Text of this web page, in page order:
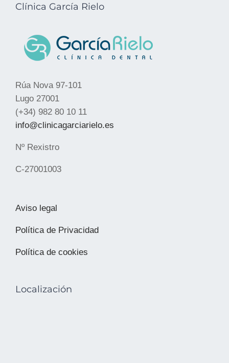
Clínica García Rielo
Rúa Nova 97-101
Lugo 27001
(+34) 982 80 10 11
info@clinicagarciarielo.es
Nº Rexistro
C-27001003
Aviso legal
Política de Privacidad
Política de cookies
Localización